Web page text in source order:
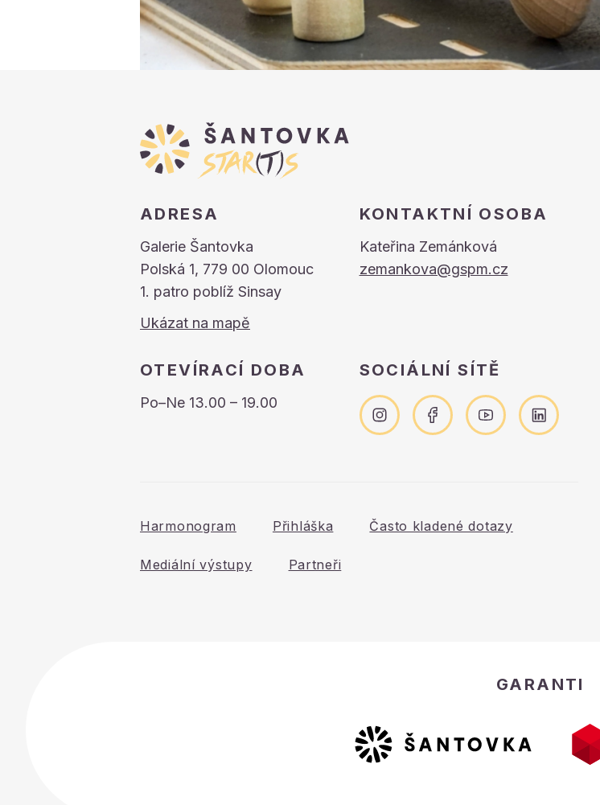
ADRESA
Galerie Šantovka
Polská 1, 779 00 Olomouc
1. patro poblíž Sinsay
Ukázat na mapě
KONTAKTNÍ OSOBA
Kateřina Zemánková
zemankova@gspm.cz
OTEVÍRACÍ DOBA
Po–Ne 13.00 – 19.00
SOCIÁLNÍ SÍTĚ
Harmonogram Přihláška Často kladené dotazy
Mediální výstupy Partneři
GARANTI